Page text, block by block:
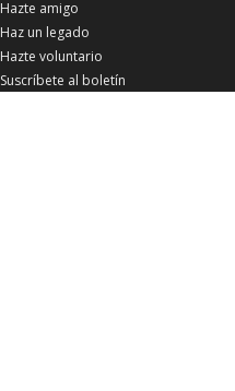
Hazte amigo
Haz un legado
Hazte voluntario
Suscríbete al boletín